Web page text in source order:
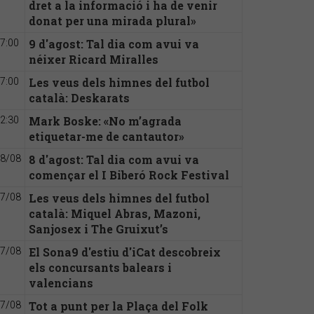
dret a la informació i ha de venir
donat per una mirada plural»
9 d'agost: Tal dia com avui va
néixer Ricard Miralles
Les veus dels himnes del futbol
català: Deskarats
Mark Boske: «No m’agrada
etiquetar-me de cantautor»
08
8 d'agost: Tal dia com avui va
començar el I Biberó Rock Festival
08
Les veus dels himnes del futbol
català: Miquel Abras, Mazoni,
Sanjosex i The Gruixut’s
08
El Sona9 d'estiu d'iCat descobreix
els concursants balears i
valencians
08
Tot a punt per la Plaça del Folk